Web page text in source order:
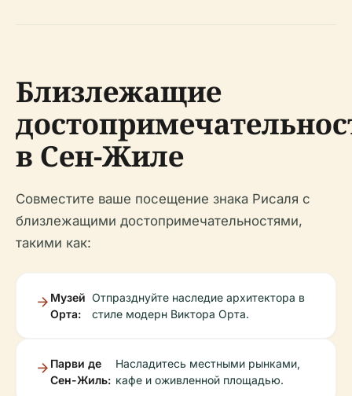
Близлежащие
в Сен-Жиле
Совместите ваше посещение знака Рисаля с
близлежащими достопримечательностями,
такими как:
Музей
Орта:
Отпразднуйте наследие архитектора в
стиле модерн Виктора Орта.
Парви де
Сен-Жиль:
Насладитесь местными рынками,
кафе и оживленной площадью.